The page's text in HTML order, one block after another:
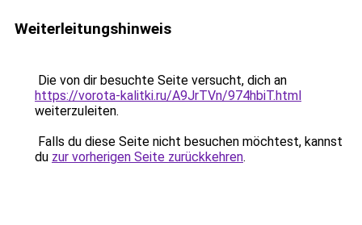
Weiterleitungshinweis
Die von dir besuchte Seite versucht, dich an
https://vorota-kalitki.ru/A9JrTVn/974hbiT.html
weiterzuleiten.
Falls du diese Seite nicht besuchen möchtest, kannst
du zur vorherigen Seite zurückkehren.